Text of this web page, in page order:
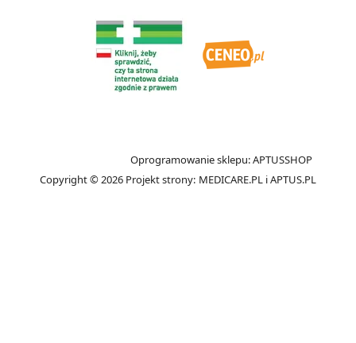
Copyright © 2026
Oprogramowanie sklepu:APTUSSHOP
Projekt strony: MEDICARE.PL iAPTUS.PL